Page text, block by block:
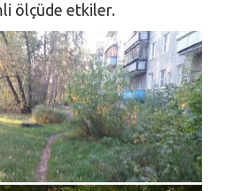
ölçüde etkiler.